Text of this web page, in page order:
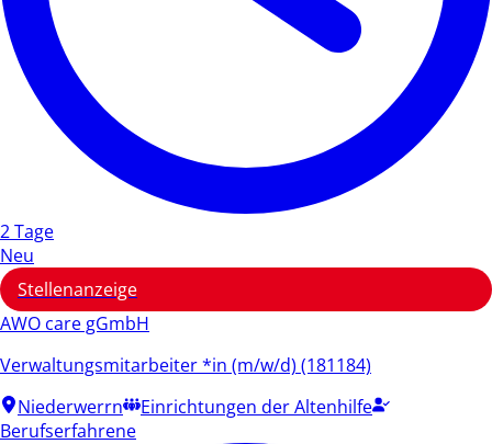
2 Tage
Neu
Stellenanzeige
AWO care gGmbH
Verwaltungsmitarbeiter *in (m/w/d) (181184)
Niederwerrn
Einrichtungen der Altenhilfe
Berufserfahrene